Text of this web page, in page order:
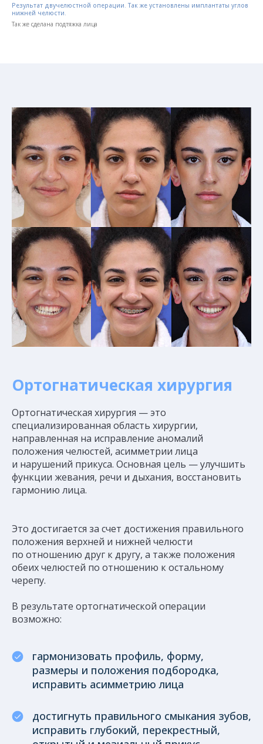
Результат двучелюстной операции. Так же установлены имплантаты углов
нижней челюсти.
Так же сделана подтяжка лица
Ортогнатическая хирургия
Ортогнатическая хирургия — это
специализированная область хирургии,
направленная на исправление аномалий
положения челюстей, асимметрии лица
и нарушений прикуса. Основная цель — улучшить
функции жевания, речи и дыхания, восстановить
гармонию лица.
Это достигается за счет достижения правильного
положения верхней и нижней челюсти
по отношению друг к другу, а также положения
обеих челюстей по отношению к остальному
черепу.
В результате ортогнатической операции
возможно:
гармонизовать профиль, форму,
размеры и положения подбородка,
исправить асимметрию лица
достигнуть правильного смыкания зубов,
исправить глубокий, перекрестный,